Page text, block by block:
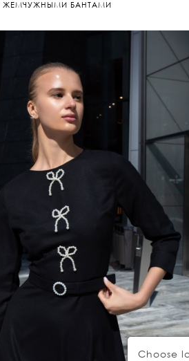
ЖЕМЧУЖНЫМИ БАНТАМИ
Choose